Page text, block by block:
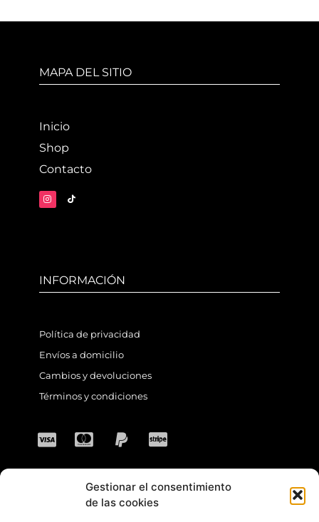
Gestionar el consentimiento
de las cookies
MAPA DEL SITIO
Inicio
Shop
Contacto
INFORMACIÓN
Política de privacidad
Envíos a domicilio
Cambios y devoluciones
Términos y condiciones
CONTACTO